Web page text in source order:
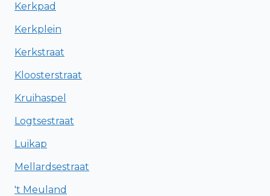
Kerkpad
Kerkplein
Kerkstraat
Kloosterstraat
Kruihaspel
Logtsestraat
Luikap
Mellardsestraat
't Meuland